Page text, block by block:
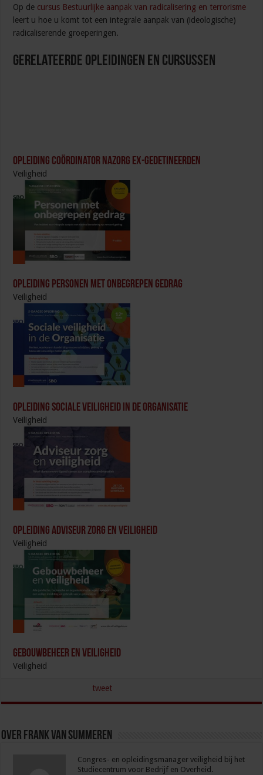
Op de cursus Bestuurlijke aanpak van radicalisering en terrorisme
leert u hoe u komt tot een integrale aanpak van (ideologische)
radicaliserende groeperingen.
Gerelateerde Opleidingen en Cursussen
Opleiding Coördinator nazorg ex-gedetineerden
Veiligheid
Opleiding Personen met onbegrepen gedrag
Veiligheid
Opleiding Sociale Veiligheid in de Organisatie
Veiligheid
Opleiding Adviseur zorg en veiligheid
Veiligheid
Gebouwbeheer en veiligheid
Veiligheid
tweet
Over Frank van Summeren
Congres- en opleidingsmanager veiligheid bij het
Studiecentrum voor Bedrijf en Overheid.